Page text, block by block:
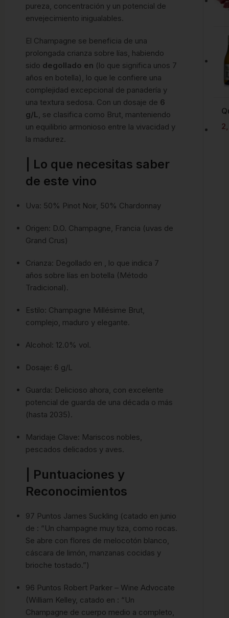
pureza, concentración y un potencial de
envejecimiento inigualables.
El Champagne se beneficia de una
prolongada crianza sobre lías, habiendo
sido degollado en (lo que significa unos 7
años en botella), lo que le confiere una
complejidad excepcional de panadería y
una textura sedosa. Con un dosaje de 6
g/L, se clasifica como Brut, manteniendo
un equilibrio armonioso entre la vivacidad y
la madurez.
| Lo que necesitas saber
de este vino
Uva: 50% Pinot Noir, 50% Chardonnay
Origen: D.O. Champagne, Francia (uvas de
Grand Crus)
Crianza: Degollado en , lo que indica 7
años sobre lías en botella (Método
Tradicional).
Estilo: Champagne Millésime Brut,
complejo, maduro y elegante.
Alcohol: 12.0% vol.
Dosaje: 6 g/L
Guarda: Delicioso ahora, con excelente
potencial de guarda de una década o más
(hasta 2035).
Maridaje Clave: Mariscos nobles,
pescados delicados y aves.
| Puntuaciones y
Reconocimientos
97 Puntos James Suckling (catado en junio
de : “Un champagne muy tiza, como rocas.
Se abre con flores de melocotón blanco,
cáscara de limón, manzanas cocidas y
brioche tostado.”)
96 Puntos Robert Parker – Wine Advocate
(William Kelley, catado en : “Un
Champagne de cuerpo medio a completo,